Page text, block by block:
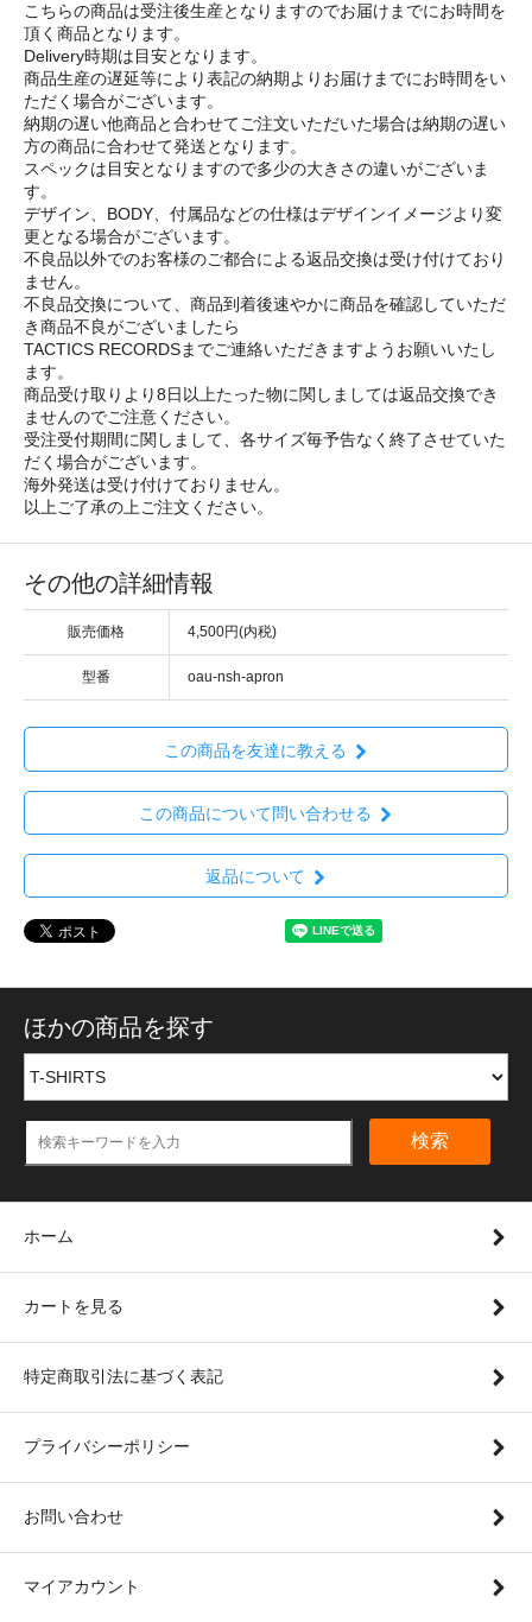
こちらの商品は受注後生産となりますのでお届けまでにお時間を
頂く商品となります。
Delivery時期は目安となります。
商品生産の遅延等により表記の納期よりお届けまでにお時間をい
ただく場合がございます。
納期の遅い他商品と合わせてご注文いただいた場合は納期の遅い
方の商品に合わせて発送となります。
スペックは目安となりますので多少の大きさの違いがございま
す。
デザイン、BODY、付属品などの仕様はデザインイメージより変
更となる場合がございます。
不良品以外でのお客様のご都合による返品交換は受け付けており
ません。
不良品交換について、商品到着後速やかに商品を確認していただ
き商品不良がございましたら
TACTICS RECORDSまでご連絡いただきますようお願いいたし
ます。
商品受け取りより8日以上たった物に関しましては返品交換でき
ませんのでご注意ください。
受注受付期間に関しまして、各サイズ毎予告なく終了させていた
だく場合がございます。
海外発送は受け付けておりません。
以上ご了承の上ご注文ください。
その他の詳細情報
販売価格 4,500円(内税)
型番 oau-nsh-apron
この商品を友達に教える
この商品について問い合わせる
返品について
ほかの商品を探す
検索
ホーム
カートを見る
特定商取引法に基づく表記
プライバシーポリシー
お問い合わせ
マイアカウント